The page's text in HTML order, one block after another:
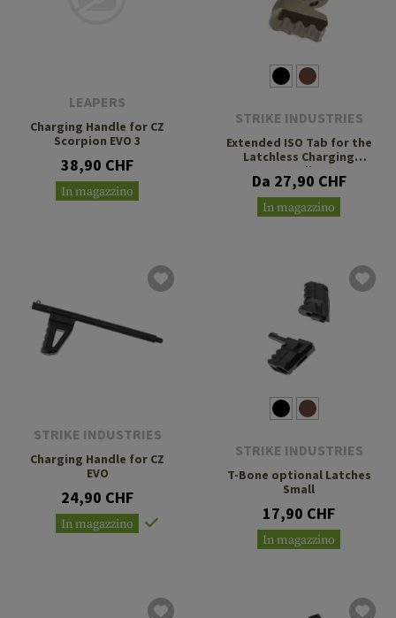
LEAPERS
Charging Handle for CZ
Scorpion EVO 3
38,90 CHF
In magazzino
STRIKE INDUSTRIES
Extended ISO Tab for the
Latchless Charging
Handle
Da 27,90 CHF
In magazzino
STRIKE INDUSTRIES
Charging Handle for CZ
EVO
24,90 CHF
In magazzino
STRIKE INDUSTRIES
T-Bone optional Latches
Small
17,90 CHF
In magazzino